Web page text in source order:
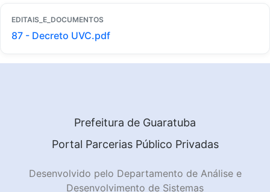
EDITAIS_E_DOCUMENTOS
87 - Decreto UVC.pdf
Prefeitura de Guaratuba
Portal Parcerias Público Privadas
Desenvolvido pelo Departamento de Análise e
Desenvolvimento de Sistemas